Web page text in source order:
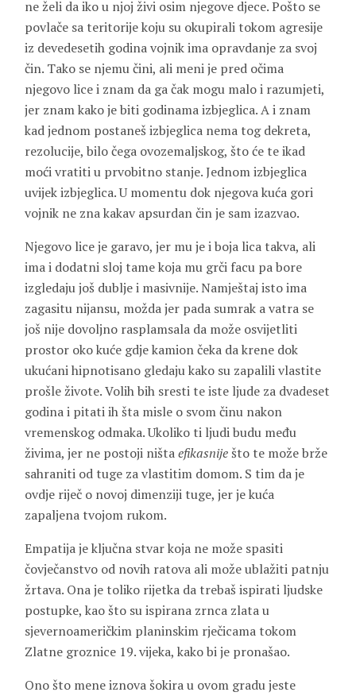
ne želi da iko u njoj živi osim njegove djece. Pošto se
povlače sa teritorije koju su okupirali tokom agresije
iz devedesetih godina vojnik ima opravdanje za svoj
čin. Tako se njemu čini, ali meni je pred očima
njegovo lice i znam da ga čak mogu malo i razumjeti,
jer znam kako je biti godinama izbjeglica. A i znam
kad jednom postaneš izbjeglica nema tog dekreta,
rezolucije, bilo čega ovozemaljskog, što će te ikad
moći vratiti u prvobitno stanje. Jednom izbjeglica
uvijek izbjeglica. U momentu dok njegova kuća gori
vojnik ne zna kakav apsurdan čin je sam izazvao.
Njegovo lice je garavo, jer mu je i boja lica takva, ali
ima i dodatni sloj tame koja mu grči facu pa bore
izgledaju još dublje i masivnije. Namještaj isto ima
zagasitu nijansu, možda jer pada sumrak a vatra se
još nije dovoljno rasplamsala da može osvijetliti
prostor oko kuće gdje kamion čeka da krene dok
ukućani hipnotisano gledaju kako su zapalili vlastite
prošle živote. Volih bih sresti te iste ljude za dvadeset
godina i pitati ih šta misle o svom činu nakon
vremenskog odmaka. Ukoliko ti ljudi budu među
živima, jer ne postoji ništaefikasniješto te može brže
sahraniti od tuge za vlastitim domom. S tim da je
ovdje riječ o novoj dimenziji tuge, jer je kuća
zapaljena tvojom rukom.
Empatija je ključna stvar koja ne može spasiti
čovječanstvo od novih ratova ali može ublažiti patnju
žrtava. Ona je toliko rijetka da trebaš ispirati ljudske
postupke, kao što su ispirana zrnca zlata u
sjevernoameričkim planinskim rječicama tokom
Zlatne groznice 19. vijeka, kako bi je pronašao.
Ono što mene iznova šokira u ovom gradu jeste